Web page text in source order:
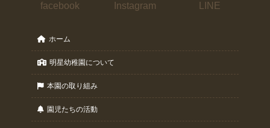
facebook Instagram LINE
ホーム
明星幼稚園について
本園の取り組み
園児たちの活動